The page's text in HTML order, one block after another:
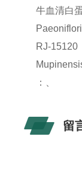
牛血清白
RJ-
：、
留